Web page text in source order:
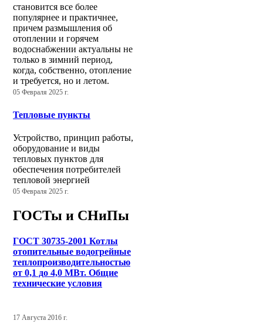
становится все более
популярнее и практичнее,
причем размышления об
отоплении и горячем
водоснабжении актуальны не
только в зимний период,
когда, собственно, отопление
и требуется, но и летом.
05 Февраля 2025 г.
Тепловые пункты
Устройство, принцип работы,
оборудование и виды
тепловых пунктов для
обеспечения потребителей
тепловой энергией
05 Февраля 2025 г.
ГОСТы и СНиПы
ГОСТ 30735-2001 Котлы
отопительные водогрейные
теплопроизводительностью
от 0,1 до 4,0 МВт. Общие
технические условия
17 Августа 2016 г.